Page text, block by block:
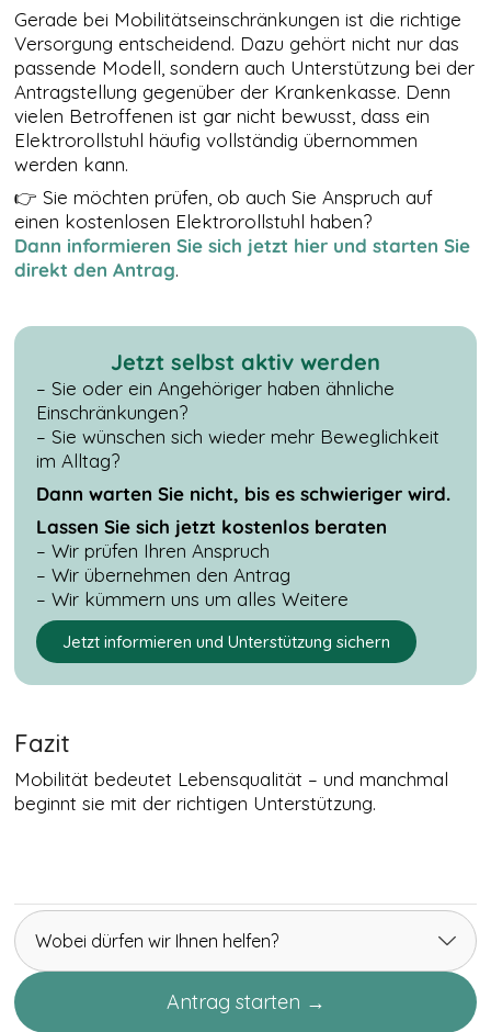
Gerade bei Mobilitätseinschränkungen ist die richtige
Versorgung entscheidend. Dazu gehört nicht nur das
passende Modell, sondern auch Unterstützung bei der
Antragstellung gegenüber der Krankenkasse. Denn
vielen Betroffenen ist gar nicht bewusst, dass ein
Elektrorollstuhl häufig vollständig übernommen
werden kann.
👉 Sie möchten prüfen, ob auch Sie Anspruch auf
einen kostenlosen Elektrorollstuhl haben?
Dann informieren Sie sich jetzt hier und starten Sie
direkt den Antrag.
Jetzt selbst aktiv werden
– Sie oder ein Angehöriger haben ähnliche
Einschränkungen?
– Sie wünschen sich wieder mehr Beweglichkeit
im Alltag?
Dann warten Sie nicht, bis es schwieriger wird.
Lassen Sie sich jetzt kostenlos beraten
– Wir prüfen Ihren Anspruch
– Wir übernehmen den Antrag
– Wir kümmern uns um alles Weitere
Jetzt informieren und Unterstützung sichern
Fazit
Mobilität bedeutet Lebensqualität – und manchmal
beginnt sie mit der richtigen Unterstützung.
Wobei dürfen wir Ihnen helfen?
Antrag starten →
können,
basierend auf
der Nutzung
der Website
verwenden
wir ein
Analysetool
zur
von
Statistiken.
Dieses
Analysetool
ist Google
DRITTANBIETER
EINBETTUNGEN
Derzeit
verwenden wir
nur Google Maps
und Youtube als
sogenanntes
Maps Karten und
Youtube sind nur
mit Zustimmung
sichtbar.
TRACKING &
MARKETING
Cookies sind
Browser
abgelegte
verwendeten
aufzeichnen